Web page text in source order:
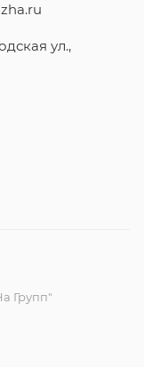
ул.,
Групп"